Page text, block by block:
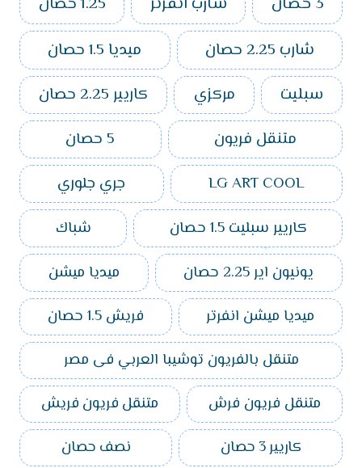
شارب 2.25 حصان ميديا 1.5 حصان
سبليت مركزي
كاريير 2.25 حصان
متنقل فريون
5 حصان
LG ART COOL
جري جلوري
كاريير سبليت 1.5 حصان
شباك
يونيون اير 2.25 حصان
ميديا ميشن
ميديا ميشن انفرتر
فريش 1.5 حصان
متنقل بالفريون توشيبا العربي فى مصر
متنقل فريون فرش
متنقل فريون فريش
كاريير 3 حصان
نصف حصان